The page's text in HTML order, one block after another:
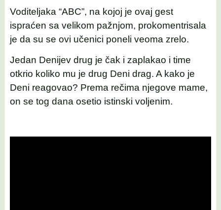
Voditeljaka “ABC”, na kojoj je ovaj gest
ispraćen sa velikom pažnjom, prokomentrisala
je da su se ovi učenici poneli veoma zrelo.
Jedan Denijev drug je čak i zaplakao i time
otkrio koliko mu je drug Deni drag. A kako je
Deni reagovao? Prema rečima njegove mame,
on se tog dana osetio istinski voljenim.